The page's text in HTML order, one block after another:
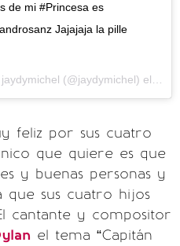
de mi #Princesa es
Jajajaja la pille
feliz por sus cuatro
que quiere es que
y buenas personas y
que sus cuatro hijos
cantante y compositor
el tema “Capitán